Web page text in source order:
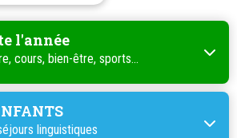
l'année
cours, bien-être, sports...
linguistiques